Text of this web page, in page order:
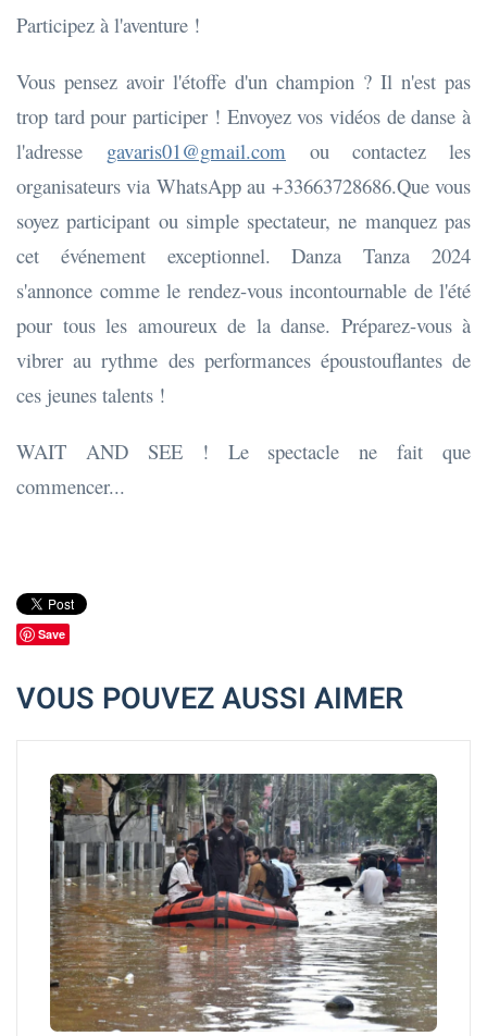
Participez à l'aventure !
Vous pensez avoir l'étoffe d'un champion ? Il n'est pas
trop tard pour participer ! Envoyez vos vidéos de danse à
l'adresse gavaris01@gmail.com ou contactez les
organisateurs via WhatsApp au +33663728686.Que vous
soyez participant ou simple spectateur, ne manquez pas
cet événement exceptionnel. Danza Tanza 2024
s'annonce comme le rendez-vous incontournable de l'été
pour tous les amoureux de la danse. Préparez-vous à
vibrer au rythme des performances époustouflantes de
ces jeunes talents !
WAIT AND SEE ! Le spectacle ne fait que
commencer...
Save
VOUS POUVEZ AUSSI AIMER